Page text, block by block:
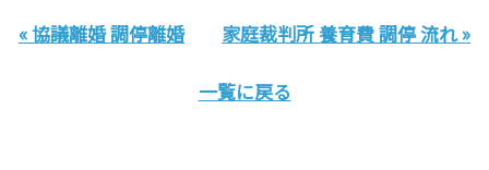
« 協議離婚 調停離婚 家庭裁判所 養育費 調停 流れ »
一覧に戻る